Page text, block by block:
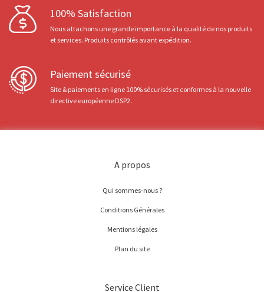
100% Satisfaction
Nous attachons une grande importance à la qualité de nos produits
et services. Produits contrôlés avant expédition.
Paiement sécurisé
Site & paiements en ligne 100% sécurisés et conformes à la nouvelle
directive européenne DSP2.
A propos
Qui sommes-nous ?
Conditions Générales
Mentions légales
Plan du site
Service Client